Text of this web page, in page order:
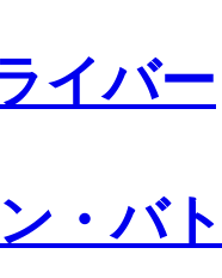
イバー
・バ